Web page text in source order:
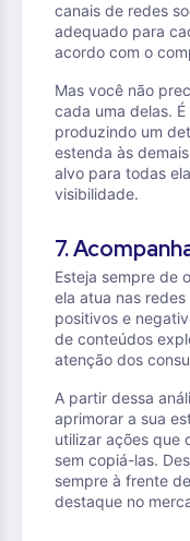
canais de redes
adequado para
acordo com o
Mas você não
cada uma delas.
produzindo um
estenda às
alvo para todas
visibilidade.
7.
Esteja sempre de
ela atua nas
positivos e
de conteúdos
atenção dos
A partir dessa
aprimorar a sua
utilizar ações que
sem copiá-las.
sempre à frente
destaque no